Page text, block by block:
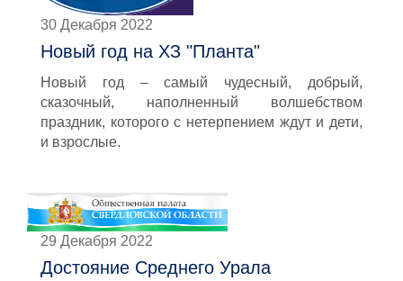
30 Декабря 2022
Новый год на ХЗ "Планта"
Новый год – самый чудесный, добрый,
сказочный, наполненный волшебством
праздник, которого с нетерпением ждут и дети,
и взрослые.
29 Декабря 2022
Достояние Среднего Урала